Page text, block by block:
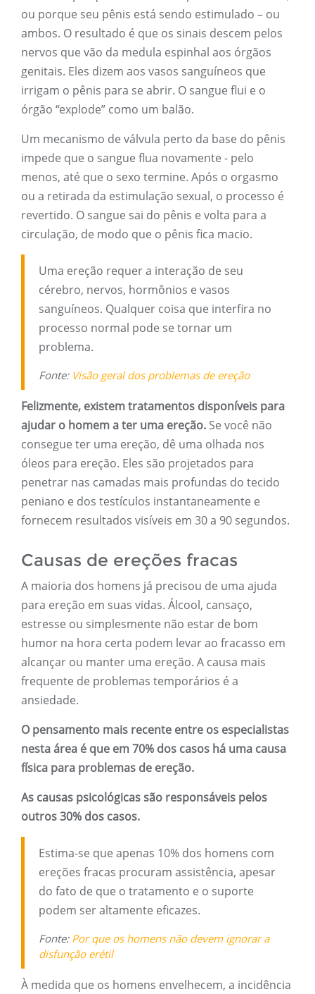
ou porque seu pênis está sendo estimulado – ou
ambos. O resultado é que os sinais descem pelos
nervos que vão da medula espinhal aos órgãos
genitais. Eles dizem aos vasos sanguíneos que
irrigam o pênis para se abrir. O sangue flui e o
órgão “explode” como um balão.
Um mecanismo de válvula perto da base do pênis
impede que o sangue flua novamente - pelo
menos, até que o sexo termine. Após o orgasmo
ou a retirada da estimulação sexual, o processo é
revertido. O sangue sai do pênis e volta para a
circulação, de modo que o pênis fica macio.
Uma ereção requer a interação de seu
cérebro, nervos, hormônios e vasos
sanguíneos. Qualquer coisa que interfira no
processo normal pode se tornar um
problema.
Fonte: Visão geral dos problemas de ereção
Felizmente, existem tratamentos disponíveis para
ajudar o homem a ter uma ereção. Se você não
consegue ter uma ereção, dê uma olhada nos
óleos para ereção. Eles são projetados para
penetrar nas camadas mais profundas do tecido
peniano e dos testículos instantaneamente e
fornecem resultados visíveis em 30 a 90 segundos.
Causas de ereções fracas
A maioria dos homens já precisou de uma ajuda
para ereção em suas vidas. Álcool, cansaço,
estresse ou simplesmente não estar de bom
humor na hora certa podem levar ao fracasso em
alcançar ou manter uma ereção. A causa mais
frequente de problemas temporários é a
ansiedade.
O pensamento mais recente entre os especialistas
nesta área é que em 70% dos casos há uma causa
física para problemas de ereção.
As causas psicológicas são responsáveis ​​pelos
outros 30% dos casos.
Estima-se que apenas 10% dos homens com
ereções fracas procuram assistência, apesar
do fato de que o tratamento e o suporte
podem ser altamente eficazes.
Fonte: Por que os homens não devem ignorar a
disfunção erétil
À medida que os homens envelhecem, a incidência